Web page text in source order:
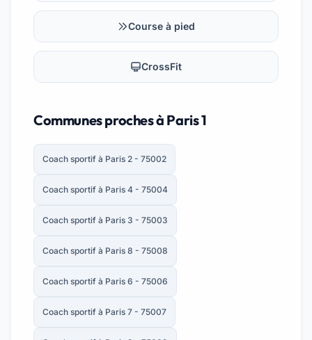
Course à pied
CrossFit
Communes proches à Paris 1
Coach sportif à Paris 2 - 75002
Coach sportif à Paris 4 - 75004
Coach sportif à Paris 3 - 75003
Coach sportif à Paris 8 - 75008
Coach sportif à Paris 6 - 75006
Coach sportif à Paris 7 - 75007